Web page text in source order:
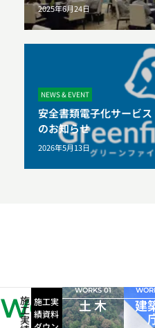
2025年6月24日
NEWS & EVENT
安全書類電子化サービ
のお知らせ
2026年5月13日
WORKS
施
工
実
施工実
績資料
WORKS 01
土 木 建